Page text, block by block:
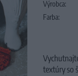
Výrobca:
Farba:
textúry so